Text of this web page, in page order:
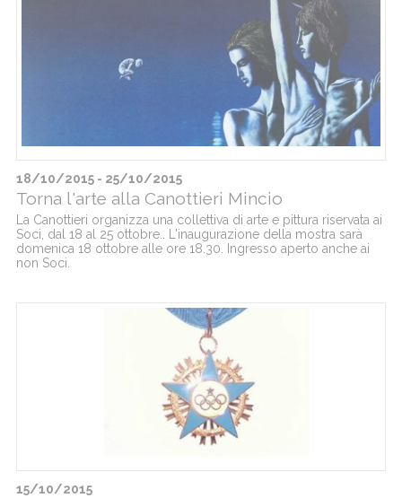
18/10/2015 - 25/10/2015
Torna l'arte alla Canottieri Mincio
La Canottieri organizza una collettiva di arte e pittura riservata ai
Soci, dal 18 al 25 ottobre.. L'inaugurazione della mostra sarà
domenica 18 ottobre alle ore 18.30. Ingresso aperto anche ai
non Soci.
15/10/2015